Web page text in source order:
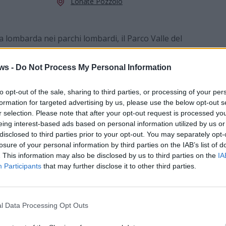
- Do Not Process My Personal Information
opt-out of the sale, sharing to third parties, or processing of your
for targeted advertising by us, please use the below opt-out
selection. Please note that after your opt-out request is processed
interest-based ads based on personal information utilized by us
to third parties prior to your opt-out. You may separately
of your personal information by third parties on the IAB’s list of
This information may also be disclosed by us to third parties on the
Participants that may further disclose it to other third parties.
Data Processing Opt Outs
lombarda nei parchi lombardi, il Parco Valle del
una visita guidata notturna alla
più caratteristici della brughiera.
a Lonate Pozzolo (ingresso auto da via del
le guide di Terre selvagge Wild Guides.
10 euro a persona.
a terreselvaggewildguides@gmail.com.